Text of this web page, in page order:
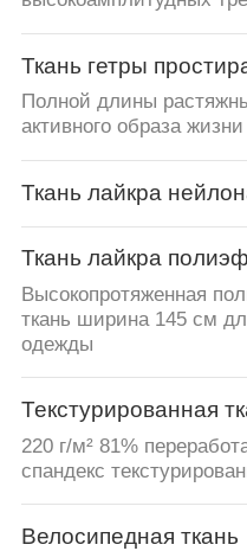
Ткань гетры
Полной длины
активного образа
Ткань лайкра
Ткань лайкра
Высокопротяженная
ткань ширина 145 см
одежды
Текстурированная
220 г/м² 81%
спандекс
Велосипедная ткань